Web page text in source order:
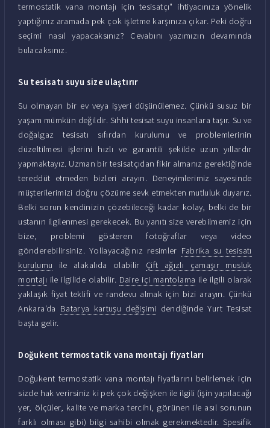
termostatik vana montajı için tesisatçı" ihtiyacınıza yönelik
yaptığınız aramada pek çok işletme karşınıza çıkar. Peki doğru
seçimi nasıl yapacaksınız? Cevabını yazımızın devamında
bulacaksınız.
Su tesisatı suyu size ulaştırır
Su olmayan bir ev veya işyeri düşünülemez. Çünkü susuz bir
yaşam mümkün değildir. Sıhhi tesisat suyu insanlara taşır. Su ve
doğalgaz tesisatı sıfırdan kurulumu ve problemlerinin
düzeltilmesi işlerini hızlı ve garantili şekilde uzun yıllardır
yapmaktayız. Uzman bir tesisatçıdan fikir almanız gerektiğinde
tereddüt etmeden bizleri arayın. Deneyimlerimiz sayesinde
müşterilerimizi doğru çözüme sevk etmekten mutluluk duyarız.
Belki sorun kendinizin çözebileceği kadar kolay, belki de bir
ustanın ilgilenmesi gerekecek. Bu yanıtı size verebilmemiz için
bize, problemi gösteren fotoğraflar veya video
gönderebilirsiniz. Yollayacağınız resimler Fabrika su tesisatı
kurulumu ile alakalıda olabilir Çift ağızlı çamaşır musluk
montajı ile ilgilide olabilir. Daire içi mantolama ile ilgili olarak
yaklaşık fiyat teklifi ve randevu almak için bizi arayın. Çünkü
Ankara'da Batarya kartuşu değişimi dendiğinde Yurt Tesisat
başta gelir.
Doğukent termostatik vana montajı fiyatları
Doğukent termostatik vana montajı fiyatlarını belirlemek için
sizde hak verirsiniz ki pek çok değişken ile ilgili (işin yapılacağı
yer, ölçüler, kalite ve marka tercihi, görünen ile asıl sorunun
farklı olması gibi) bilgi sahibi olmak gerekmektedir. Spesifik